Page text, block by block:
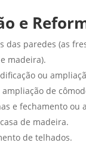
e
das paredes (as
madeira).
ou
de
e fechamento
de madeira.
de telhados.